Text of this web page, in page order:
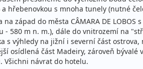
polopenze
letecky (Praha)
a hřebenovkou s mnoha tunely (nutné
na západ do města CÂMARA DE
- 580 m n. m.), dále do vnitrozemí na
s výhledy na jižní i severní část ostrova,
osídlená část Madeiry, zároveň
Všichni návrat do hotelu.